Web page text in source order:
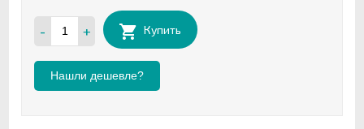
- + Купить
Нашли дешевле?